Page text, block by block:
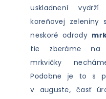
uskladnení
koreňovej
neskoré odrody
tie zberáme na
mrkvičky
Podobne je to s
v auguste, časť